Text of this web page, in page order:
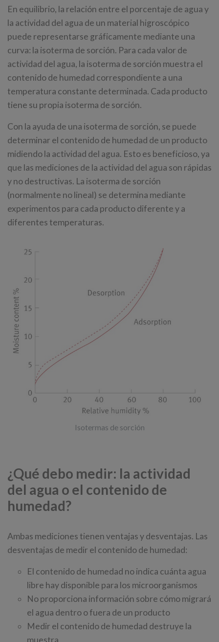
En equilibrio, la relación entre el porcentaje de agua y
la actividad del agua de un material higroscópico
puede representarse gráficamente mediante una
curva: la isoterma de sorción. Para cada valor de
actividad del agua, la isoterma de sorción muestra el
contenido de humedad correspondiente a una
temperatura constante determinada. Cada producto
tiene su propia isoterma de sorción.
Con la ayuda de una isoterma de sorción, se puede
determinar el contenido de humedad de un producto
midiendo la actividad del agua. Esto es beneficioso, ya
que las mediciones de la actividad del agua son rápidas
y no destructivas. La isoterma de sorción
(normalmente no lineal) se determina mediante
experimentos para cada producto diferente y a
diferentes temperaturas.
Isotermas de sorción
¿Qué debo medir: la actividad
del agua o el contenido de
humedad?
Ambas mediciones tienen ventajas y desventajas. Las
desventajas de medir el contenido de humedad:
El contenido de humedad no indica cuánta agua
libre hay disponible para los microorganismos
No proporciona información sobre cómo migrará
el agua dentro o fuera de un producto
Medir el contenido de humedad destruye la